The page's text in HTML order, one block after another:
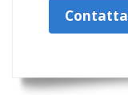
Contatta